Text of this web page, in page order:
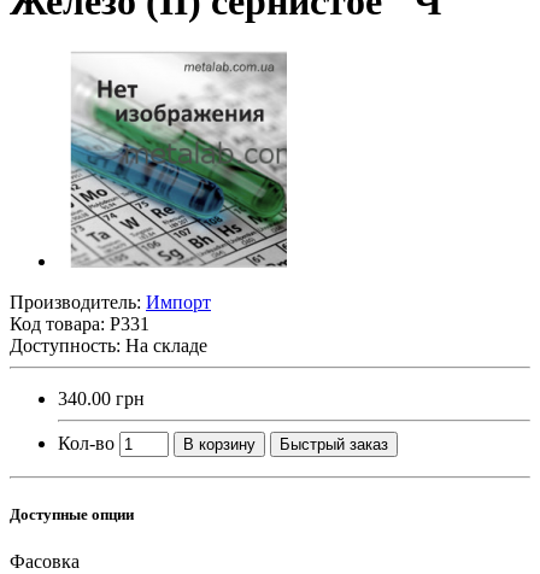
Производитель: Импорт
Код товара: Р331
Доступность: На складе
340.00 грн
Кол-во В корзину Быстрый заказ
Доступные опции
Фасовка